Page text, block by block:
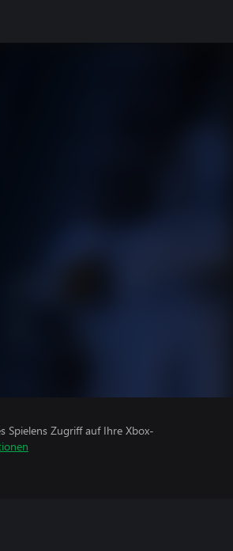
Spielens Zugriff auf Ihre Xbox-